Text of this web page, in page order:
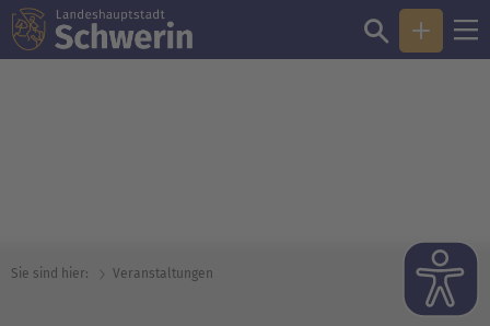
Sie sind hier: Veranstaltungen